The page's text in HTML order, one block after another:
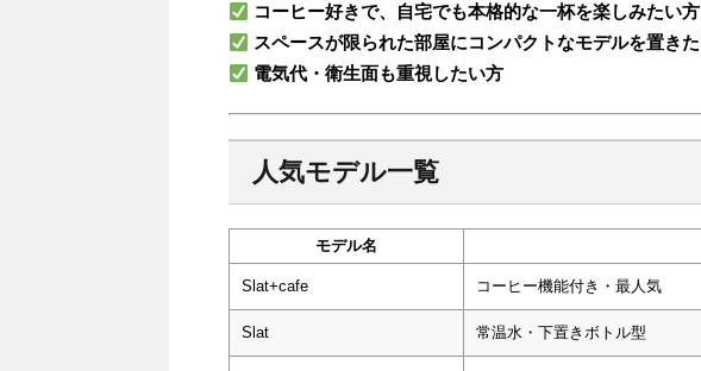
コーヒー好きで、自宅でも本格的な一杯を楽しみたい方
スペースが限られた部屋にコンパクトなモデルを置き
電気代・衛生面も重視したい方
人気モデル一覧
モデル名
Slat+cafe コーヒー機能付き・最人気
Slat 常温水・下置きボトル型